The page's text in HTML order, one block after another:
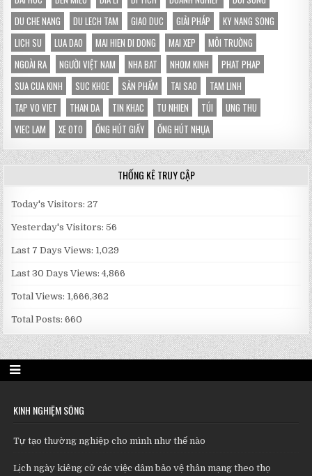
DU CHE NANG
DU LECH TAM GIAO DUC GIẢI PHÁP
KY NANG SONG
LICH SU
LUA DAO MAI HIEN DI DONG MAI XEP
MÔI TRƯỜNG
NGOÀI RA
NGƯỜI VIỆT NAM NHA BAT NHOM KINH
PHAT PHAP
SUA CUA KINH
SUC KHOE SẢN PHẨM TAI SAO
TAM LINH
TAP VO VIET
THAN DA TIN KHAC TU NHIEN TÚI
UNG THU
VIEC LAM
XE OTO ỐNG HÚT GIẤY ỐNG HÚT NHỰA
THỐNG KÊ TRUY CẬP
Today's Visitors:27
Yesterday's Visitors:56
Last 7 Days Views: 1,029
Last 30 Days Views:4,866
Total Views: 1,666,362
Total Posts:660
KINH NGHIỆM SỐNG
Tự tạo thường nghiệp cho mình như thế nào
Lịch ngày kiêng cử các việc dâm bảo vệ thân mạng theo thọ